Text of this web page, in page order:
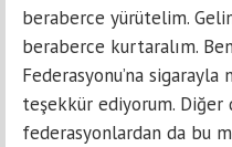
beraberce yürütelim.
beraberce kurtaralım.
Federasyonu’na
teşekkür ediyorum. Diğer
federasyonlardan da bu